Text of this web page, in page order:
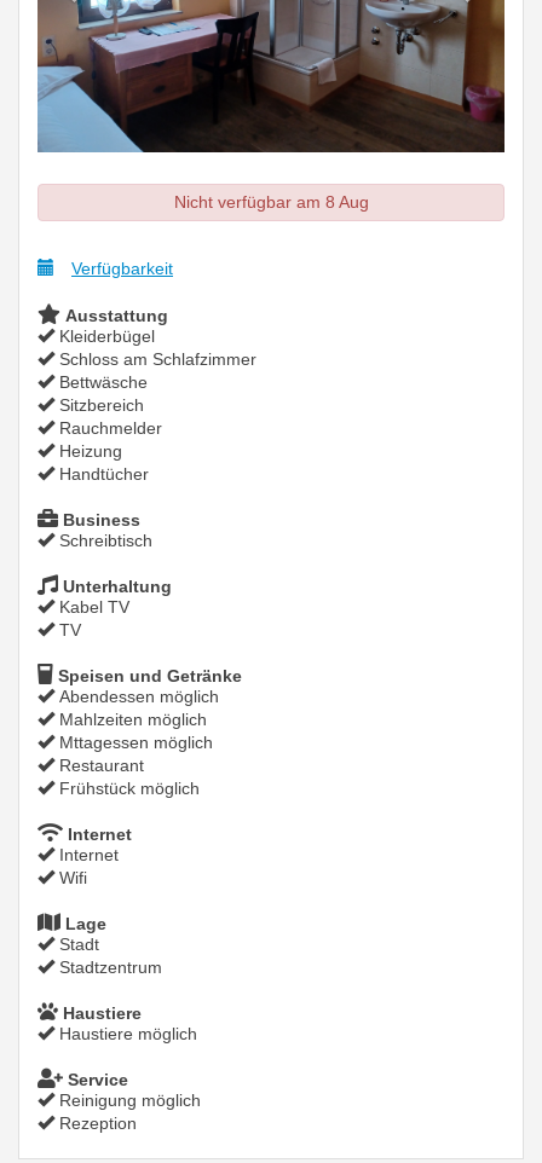
Nicht verfügbar am 8 Aug
Verfügbarkeit
Ausstattung
Kleiderbügel
Schloss am Schlafzimmer
Bettwäsche
Sitzbereich
Rauchmelder
Heizung
Handtücher
Business
Schreibtisch
Unterhaltung
Kabel TV
TV
Speisen und Getränke
Abendessen möglich
Mahlzeiten möglich
Mttagessen möglich
Restaurant
Frühstück möglich
Internet
Internet
Wifi
Lage
Stadt
Stadtzentrum
Haustiere
Haustiere möglich
Service
Reinigung möglich
Rezeption